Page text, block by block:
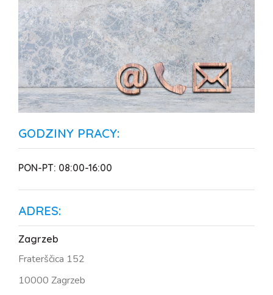
GODZINY PRACY:
PON-PT: 08:00-16:00
ADRES:
Zagrzeb
Fraterščica 152
10000 Zagrzeb